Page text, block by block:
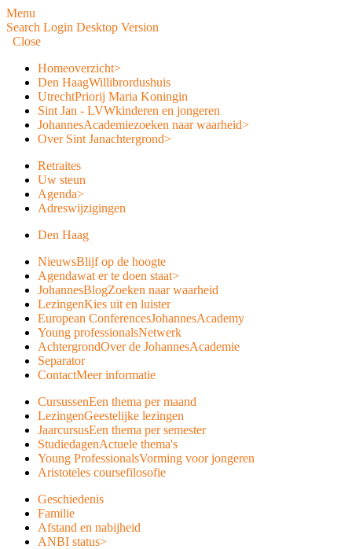
Menu
Search Login Desktop Version
Close
Homeoverzicht>
Den HaagWillibrordushuis
UtrechtPriorij Maria Koningin
Sint Jan - LVWkinderen en jongeren
JohannesAcademiezoeken naar waarheid>
Over Sint Janachtergrond>
Retraites
Uw steun
Agenda>
Adreswijzigingen
Den Haag
NieuwsBlijf op de hoogte
Agendawat er te doen staat>
JohannesBlogZoeken naar waarheid
LezingenKies uit en luister
European ConferencesJohannesAcademy
Young professionalsNetwerk
AchtergrondOver de JohannesAcademie
Separator
ContactMeer informatie
CursussenEen thema per maand
LezingenGeestelijke lezingen
JaarcursusEen thema per semester
StudiedagenActuele thema's
Young ProfessionalsVorming voor jongeren
Aristoteles coursefilosofie
Geschiedenis
Familie
Afstand en nabijheid
ANBI status>